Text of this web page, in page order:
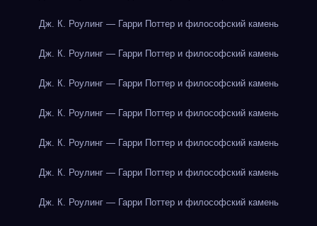
Дж. К. Роулинг — Гарри Поттер и философский камень
Дж. К. Роулинг — Гарри Поттер и философский камень
Дж. К. Роулинг — Гарри Поттер и философский камень
Дж. К. Роулинг — Гарри Поттер и философский камень
Дж. К. Роулинг — Гарри Поттер и философский камень
Дж. К. Роулинг — Гарри Поттер и философский камень
Дж. К. Роулинг — Гарри Поттер и философский камень